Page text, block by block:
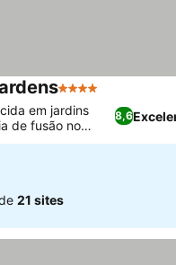
4 Estrelas
8,6
em jardins
de fusão no
21 sites